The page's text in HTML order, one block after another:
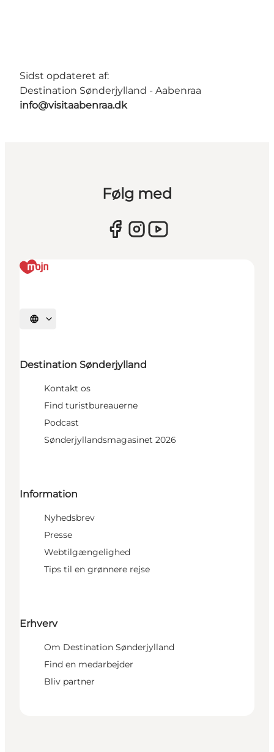
Sidst opdateret af:
Destination Sønderjylland - Aabenraa
info@visitaabenraa.dk
Følg med
Vælg sprog
Destination Sønderjylland
Kontakt os
Find turistbureauerne
Podcast
Sønderjyllandsmagasinet 2026
Information
Nyhedsbrev
Presse
Webtilgængelighed
Tips til en grønnere rejse
Erhverv
Om Destination Sønderjylland
Find en medarbejder
Bliv partner